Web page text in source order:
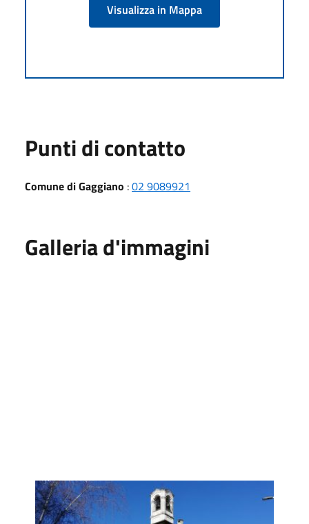
Visualizza in Mappa
Punti di contatto
Comune di Gaggiano :02 9089921
Galleria d'immagini
Palazzo Venini Uboldi